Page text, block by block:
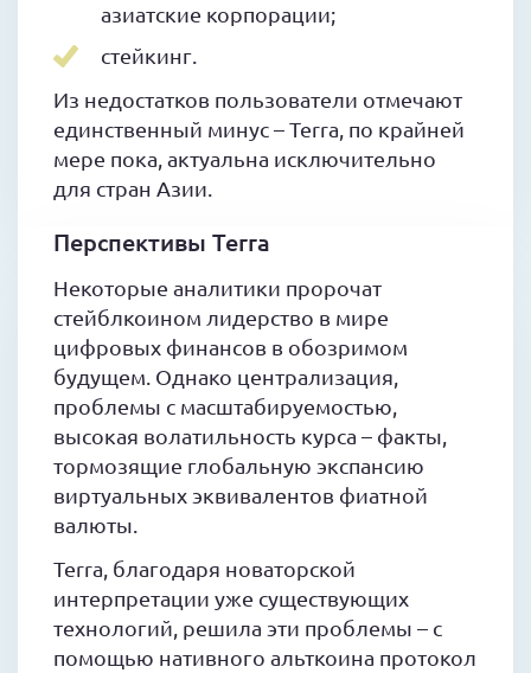
азиатские корпорации;
стейкинг.
Из недостатков пользователи отмечают
единственный минус – Terra, по крайней
мере пока, актуальна исключительно
для стран Азии.
Перспективы Terra
Некоторые аналитики пророчат
стейблкоином лидерство в мире
цифровых финансов в обозримом
будущем. Однако централизация,
проблемы с масштабируемостью,
высокая волатильность курса – факты,
тормозящие глобальную экспансию
виртуальных эквивалентов фиатной
валюты.
Terra, благодаря новаторской
интерпретации уже существующих
технологий, решила эти проблемы – с
помощью нативного альткоина протокол